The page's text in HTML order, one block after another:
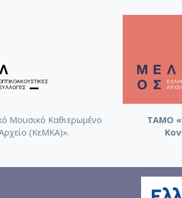
Μουσικό Καθιερωμένο
(ΚεΜΚΑ)».
ΤΑΜΟ